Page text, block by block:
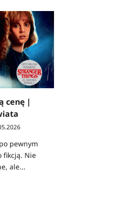
cenę |
pewnym
fikcją. Nie
ale...